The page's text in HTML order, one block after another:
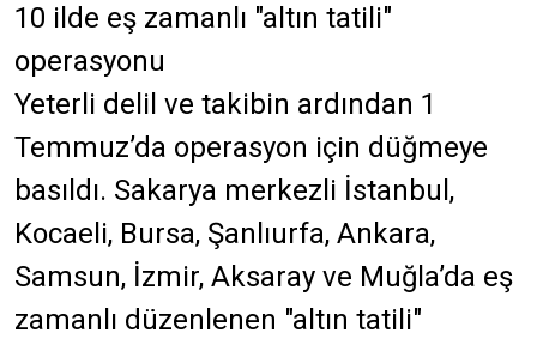
10 ilde eş zamanlı "altın tatili"
operasyonu
Yeterli delil ve takibin ardından 1
Temmuz’da operasyon için düğmeye
basıldı. Sakarya merkezli İstanbul,
Kocaeli, Bursa, Şanlıurfa, Ankara,
Samsun, İzmir, Aksaray ve Muğla’da eş
zamanlı düzenlenen "altın tatili"